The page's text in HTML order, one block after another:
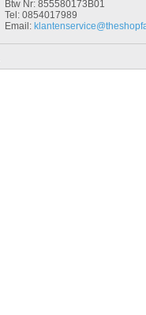
Btw Nr: 855580173B01
Tel: 0854017989
Email: